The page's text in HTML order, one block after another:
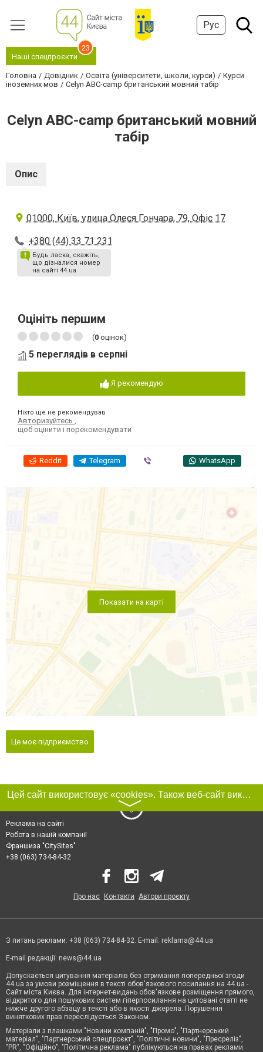
Рус
Наші спецпроєкти
23
Головна Довідник Освіта (університети, школи, курси)
Курси
іноземних мов
Celyn ABC-camp британський мовний табір
Celyn ABC-camp британський мовний
табір
Опис
01000, Київ, улица Олеся Гончара, 79, Офіс 17
+380 (44) 33 71 231
Будь ласка, скажіть,
що дізналися номер
на сайті 44.ua
Оцініть першим
(0 оцінок)
5 переглядів в серпні
Я рекомендую
Ніхто ще не рекомендував
Авторизуйтесь
щоб оцінити і порекомендувати
Reddit Telegram WhatsApp
Показати на карті
Це моє підприємство
Цей сайт використовує «cookies». Також веб-сайт використовує інтернет-сервіс для збору технічних даних стосовно відвідувачів з метою отримання маркетингової та статистичної інформації. Умови обробки даних відвідувачів сайту див.
〉
Реклама на сайті
Робота в нашій компанії
Франшиза "CitySites"
+38 (063) 734-84-32
Про нас Контакти Автори проєкту
З питань реклами: +38 (063) 734-84-32. E-mail: reklama@44.ua
E-mail редакції: news@44.ua
Допускається цитування матеріалів без отримання попередньої згоди
44.ua за умови розміщення в тексті обов'язкового посилання на 44.ua -
Сайт міста Києва. Для інтернет-видань обов'язкове розміщення прямого,
відкритого для пошукових систем гіперпосилання на цитовані статті не
нижче другого абзацу в тексті або в якості джерела. Порушення
виняткових прав переслідується Законом.
Матеріали з плашками "Новини компаній", "Промо", "Партнерський
матеріал", "Партнерський спецпроєкт", "Політичні новини", "Пресреліз",
"PR", "Офіційно", "Політична реклама" публікуються на правах реклами.